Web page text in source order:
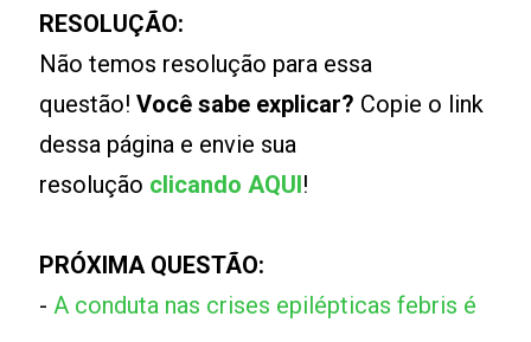
RESOLUÇÃO:
Não temos resolução para essa
questão!Você sabe explicar? Copie o link
dessa página e envie sua
resolução clicando AQUI!
PRÓXIMA QUESTÃO:
-A conduta nas crises epilépticas febris é